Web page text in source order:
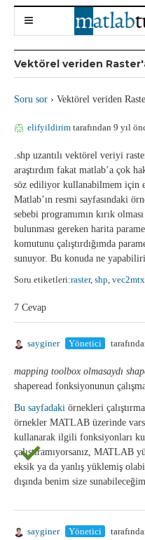
Vektörel veriden
Soru sor › Vektörel veriden
elifyildirim tarafından 9 yıl
.shp uzantılı vektörel veriyi
araştırdım fakat matlab’a çok
söz ediliyor kullanabilmem için
Matlab’ın resmi sayfasındaki
sebebi programımın kırık
bulunması gereken harita
komutunu çalıştırdığımda
sunuyor. Bu konuda ne
Soru etiketleri:raster, shp, vec2mtx
7 Cevap
sayginer Yönetici
mapping toolbox olmasaydı
shaperead fonksiyonunun
Bu sayfadaki örnekleri
örnekler MATLAB üzerinde
kullanarak ilgili fonksiyonları
çalıştıramıyorsanız, MATLAB
eksik ya da yanlış yüklemiş
dışında benim size
sayginer Yönetici